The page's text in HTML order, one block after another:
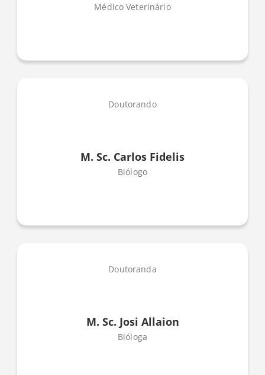
Médico Veterinário
Doutorando
M. Sc. Carlos Fidelis
Biólogo
Doutoranda
M. Sc. Josi Allaion
Bióloga